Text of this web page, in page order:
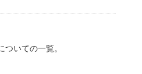
いての一覧。